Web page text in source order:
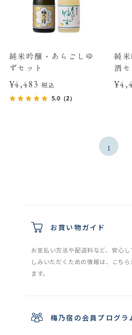
純米吟醸・あらごしゆ
ずセット
¥4,483税込
5.0（2）
純
酒
1
お買い物ガイド
お支払い方法や配送料など、安心
しみいただくための情報は、こち
ます。
梅乃宿の会員プログラ